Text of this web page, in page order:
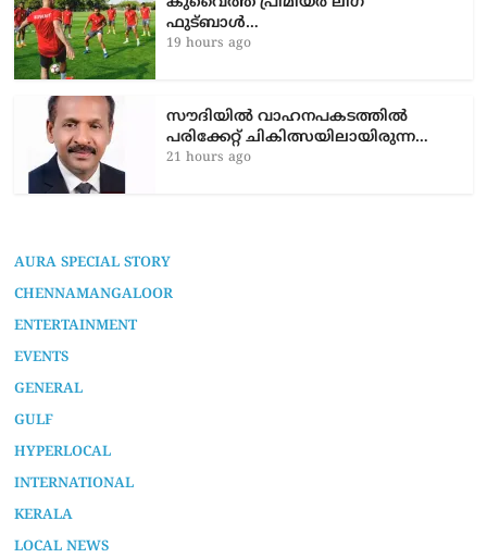
ഫുട്ബാൾ…
19 hours ago
സൗദിയിൽ വാഹനപകടത്തില്‍
പരിക്കേറ്റ് ചികിത്സയിലായിരുന്ന…
21 hours ago
AURA SPECIAL STORY
CHENNAMANGALOOR
ENTERTAINMENT
EVENTS
GENERAL
GULF
HYPERLOCAL
INTERNATIONAL
KERALA
LOCAL NEWS